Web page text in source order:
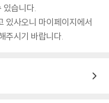
있습니다.
있사오니 마이페이지에서
주시기 바랍니다.